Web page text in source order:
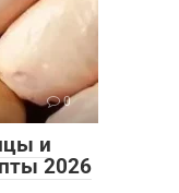
0
и
2026